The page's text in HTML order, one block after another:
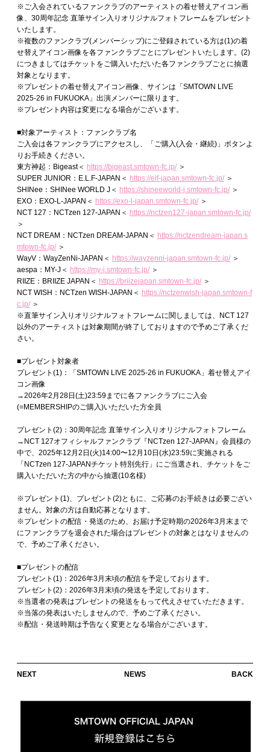
※ご入会されているファンクラブのアーティストの着せ替えアイコン画
像、30周年記念 直筆サイン入りオリジナルフォトフレームをプレゼント
いたします。
※複数のファンクラブ(メンバーシップ)にご登録されている方は(1)の着
せ替えアイコン画像を各ファンクラブごとにプレゼントいたします。(2)
につきましてはチケットをご購入いただいた各ファンクラブごとに抽選
対象となります。
※プレゼントの着せ替えアイコン画像、サインは「SMTOWN LIVE
2025-26 in FUKUOKA」出演メンバーに限ります。
※プレゼント内容は変更になる場合がございます。
■対象アーティスト：ファンクラブ名
ご入会は各ファンクラブにアクセスし、「ご購入(入会・継続)」ボタンよ
りお手続きください。
東方神起：Bigeast＜ https://bigeast.smtown-fc.jp/＞
SUPER JUNIOR：E.L.F-JAPAN＜ https://elf-japan.smtown-fc.jp/＞
SHINee：SHINee WORLD J＜ https://shineeworld-j.smtown-fc.jp/＞
EXO：EXO-L-JAPAN＜ https://exo-l-japan.smtown-fc.jp/＞
NCT 127：NCTzen 127-JAPAN＜ https://nctzen127-japan.smtown-fc.jp/
＞
NCT DREAM：NCTzen DREAM-JAPAN＜ https://nctzendream-japan.s
mtown-fc.jp/＞
WayV：WayZenNi-JAPAN＜ https://wayzenni-japan.smtown-fc.jp/＞
aespa：MY-J＜ https://my-j.smtown-fc.jp/＞
RIIZE：BRIIZE JAPAN＜ https://briizejapan.smtown-fc.jp/＞
NCT WISH：NCTzen WISH-JAPAN＜ https://nctzenwish-japan.smtown-f
c.jp/＞
※直筆サイン入りオリジナルフォトフレームに関しましては、NCT 127
以外のアーティストは対象期間が終了しておりますので予めご了承くだ
さい。
■プレゼント対象者
プレゼント(1)：「SMTOWN LIVE 2025-26 in FUKUOKA」着せ替えアイ
コン画像
→2026年2月28日(土)23:59までに各ファンクラブにご入会
(=MEMBERSHIPのご購入)いただいた方全員
プレゼント(2)：30周年記念 直筆サイン入りオリジナルフォトフレーム
→NCT 127オフィシャルファンクラブ『NCTzen 127-JAPAN』会員様の
中で、2025年12月2日(火)14:00〜12月10日(水)23:59に実施される
「NCTzen 127-JAPANチケット特別先行」にご当選され、チケットをご
購入いただいた方の中から抽選(10名様)
※プレゼント(1)、プレゼント(2)ともに、ご応募のお手続きは必要ござい
ません。対象の方は自動応募となります。
※プレゼントの配信・発送のため、お届け予定時期の2026年3月末まで
にファンクラブを退会された場合はプレゼントの対象とはなりませんの
で、予めご了承ください。
■プレゼントの配信
プレゼント(1)：2026年3月末頃の配信を予定しております。
プレゼント(2)：2026年3月末頃の発送を予定しております。
※当選者の発表はプレゼントの発送をもって代えさせていただきます。
※当落の発表はいたしませんので、予めご了承ください。
※配信・発送時期は予告なく変更となる場合がございます。
NEXT NEWS BACK